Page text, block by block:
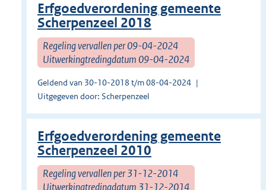
Erfgoedverordening gemeente
Scherpenzeel 2018
Regeling vervallen per 09-04-2024
Uitwerkingtredingdatum 09-04-2024
Geldend van 30-10-2018 t/m 08-04-2024
Uitgegeven door: Scherpenzeel
Erfgoedverordening gemeente
Scherpenzeel 2010
Regeling vervallen per 31-12-2014
Uitwerkingtredingdatum 31-12-2014